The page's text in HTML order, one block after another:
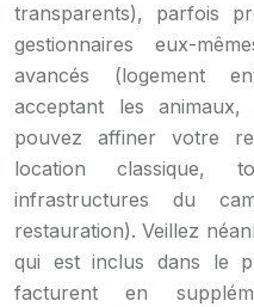
transparents), parfois
gestionnaires eux-
avancés (logement
acceptant les
pouvez affiner votre
location classique,
infrastructures du
restauration). Veillez
qui est inclus dans le
facturent en